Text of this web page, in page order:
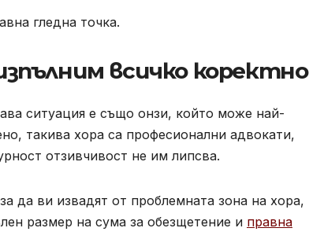
гледна точка.
всичко коректно
ситуация е също онзи, който може най-
такива хора са професионални адвокати,
отзивчивост не им липсва.
да ви извадят от проблемната зона на хора,
размер на сума за обезщетение и правна